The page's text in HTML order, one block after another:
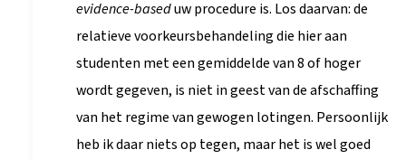
evidence-baseduw procedure is. Los daarvan: de
relatieve voorkeursbehandeling die hier aan
studenten met een gemiddelde van 8 of hoger
wordt gegeven, is niet in geest van de afschaffing
van het regime van gewogen lotingen. Persoonlijk
heb ik daar niets op tegen, maar het is wel goed